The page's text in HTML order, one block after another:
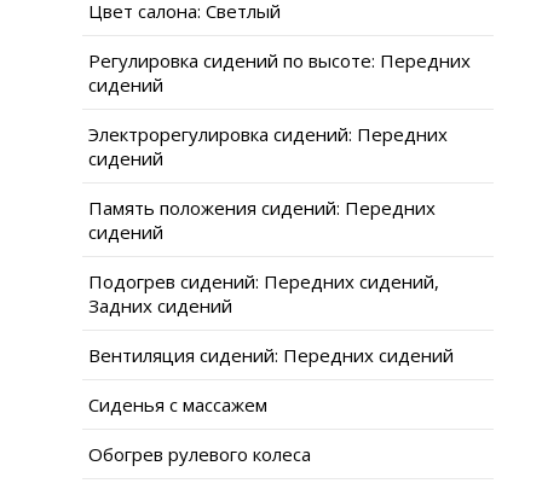
Цвет салона: Светлый
Регулировка сидений по высоте: Передних
сидений
Электрорегулировка сидений: Передних
сидений
Память положения сидений: Передних
сидений
Подогрев сидений: Передних сидений,
Задних сидений
Вентиляция сидений: Передних сидений
Сиденья с массажем
Обогрев рулевого колеса